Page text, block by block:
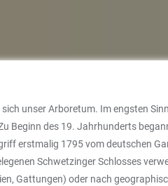
unser Arboretum. Im engsten
Beginn des 19. Jahrhunderts
erstmalig 1795 vom deutschen
Schwetzinger Schlosses
Gattungen) oder nach